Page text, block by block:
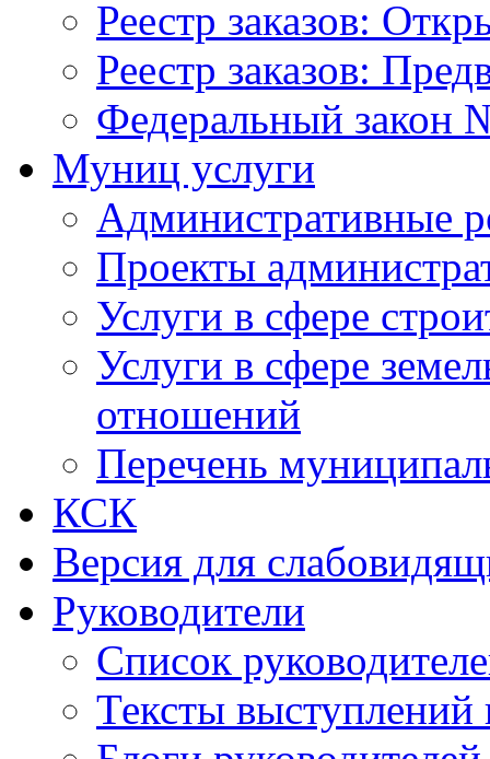
Реестр заказов:
Реестр заказов:
Федеральный закон
Муниц услуги
Административные
Проекты
Услуги в сфере
Услуги в сфере
отношений
Перечень
КСК
Версия для
Руководители
Список
Тексты выступлений